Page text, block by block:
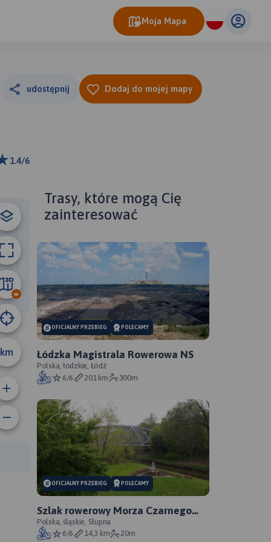
Moja Mapa
udostępnij Dodaj do mojej mapy
1.4/6
km
45 km
trasy:
Trasy, które mogą Cię
zainteresować
OFICJALNY PRZEBIEG POLECAMY
Łódzka Magistrala Rowerowa NS
Polska, łódzkie, Łódź
6/6
201 km 300m
OFICJALNY PRZEBIEG POLECAMY
Szlak rowerowy Morza Czarnego
Sosnowiec - oficjalny przebieg
Polska, śląskie, Słupna
6/6
14,3 km 20m